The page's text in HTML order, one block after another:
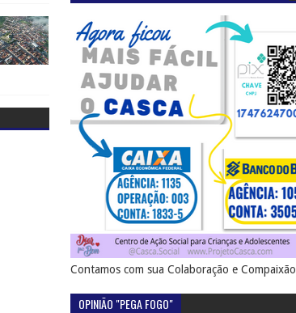
Contamos com sua Colaboração e Compaixão
OPINIÃO "PEGA FOGO"